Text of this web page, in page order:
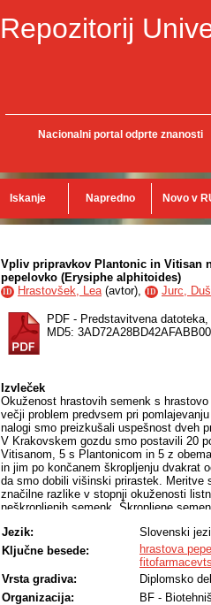
Repozitorij
Nacionalni portal odprte znanosti
Iskanje Napredno Novo v
Vpliv pripravkov Plantonic in Vitisan
pepelovko (Erysiphe alphitoides)
ID Hrastovšek, Lea(avtor), ID Jurc,
PDF - Predstavitvena datoteka,
MD5:
Izvleček
Okuženost hrastovih semenk s
večji problem predvsem pri
nalogi smo preizkušali uspešnost dveh
V Krakovskem gozdu smo postavili 20
Vitisanom, 5 s Plantonicom in 5 z
in jim po končanem škropljenju dvakrat
da smo dobili višinski prirastek. Meritve
značilne razlike v stopnji okuženosti
neškropljenih semenk. Škropljene
Jezik:
Slovenski
Ključne besede:
hrastova
Vrsta gradiva:
Diplomsko
Organizacija:
BF -